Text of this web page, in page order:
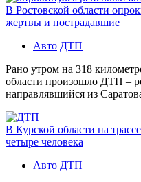
В Ростовской области
жертвы и пострадавшие
Авто ДТП
Рано утром на 318
области произошло ДТП –
направлявшийся из
В Курской области на
четыре человека
Авто ДТП